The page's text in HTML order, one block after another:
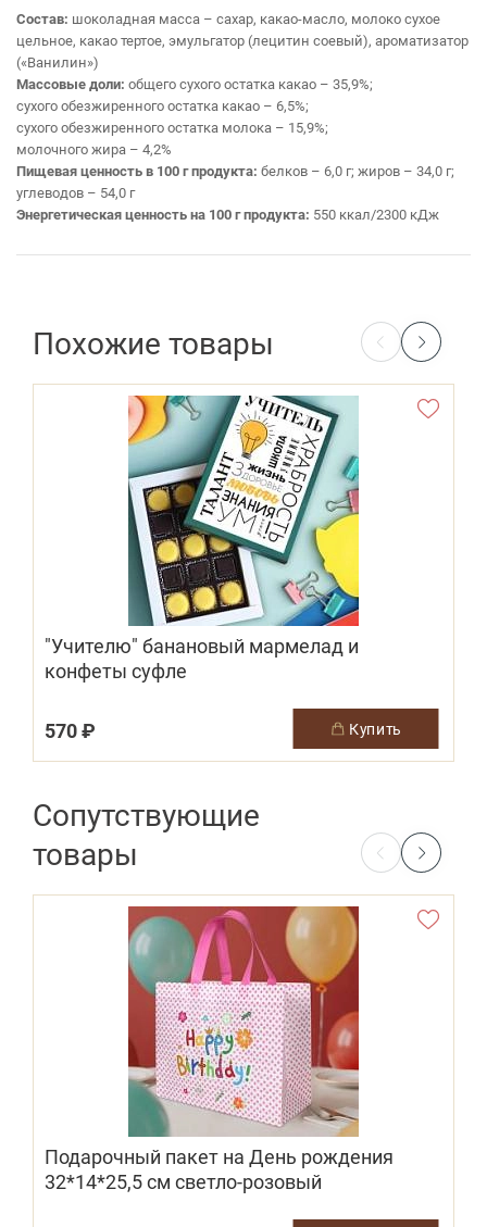
Состав: шоколадная масса – сахар, какао-масло, молоко сухое
цельное, какао тертое, эмульгатор (лецитин соевый), ароматизатор
(«Ванилин»)
Массовые доли: общего сухого остатка какао – 35,9%;
сухого обезжиренного остатка какао – 6,5%;
сухого обезжиренного остатка молока – 15,9%;
молочного жира – 4,2%
Пищевая ценность в 100 г продукта: белков – 6,0 г; жиров – 34,0 г;
углеводов – 54,0 г
Энергетическая ценность на 100 г продукта: 550 ккал/2300 кДж
Похожие товары
"Учителю" банановый мармелад и
конфеты суфле
570 ₽ купить
Сопутствующие
товары
Подарочный пакет на День рождения
32*14*25,5 см светло-розовый